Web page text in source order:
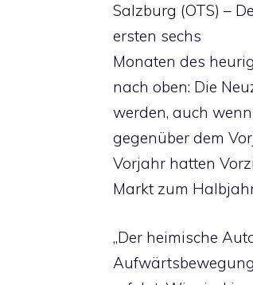
Salzburg (OTS) –
ersten sechs
Monaten des
nach oben: Die
werden, auch
gegenüber dem
Vorjahr hatten
Markt zum
„Der heimische